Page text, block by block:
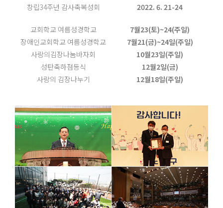
창립34주년 감사축복성회
2022. 6. 21-24
교회학교 여름성경학교
7월23(토)~24(주일)
장애인교회학교 여름성경학교
7월21(금)~24일(주일)
사랑의김장나눔바자회
10월23일(주일)
성탄축하점등식
12월2일(금)
사랑의 김장나누기
12월18일(주일)